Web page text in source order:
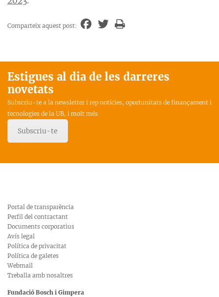
Comparteix aquest post:
Estigues al dia de les darreres
novetats
Subscriu-te a la newsletter i rep notícies, oportunitats de finançament i
tecnologies de la UB, i molt més
Subscriu-te
Portal de transparència
Perfil del contractant
Documents corporatius
Avís legal
Política de privacitat
Política de galetes
Webmail
Treballa amb nosaltres
Fundació Bosch i Gimpera